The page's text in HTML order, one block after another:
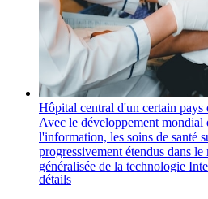
Hôpital central d'un certain pays
Avec le développement mondial
l'information, les soins de santé
progressivement étendus dans
généralisée de la technologie
numérique et les progrès de la
détails